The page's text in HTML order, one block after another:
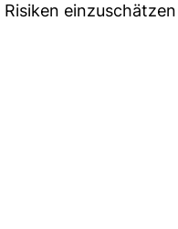
Risiken